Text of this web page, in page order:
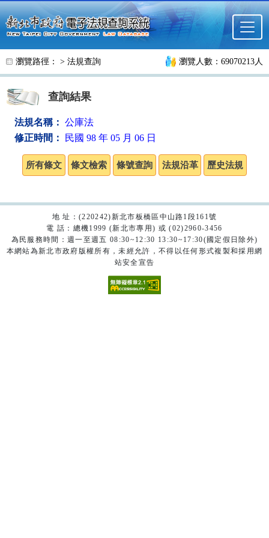
跳至主要內容
瀏覽路徑： > 法規查詢 瀏覽人數：69070213人
查詢結果
法規名稱： 公庫法
修正時間：
民國 98 年 05 月 06 日
地 址：(220242)新北市板橋區中山路1段161號
電 話：總機1999 (新北市專用) 或 (02)2960-3456
為民服務時間：週一至週五 08:30~12:30 13:30~17:30(國定假日除外)
本網站為新北市政府版權所有，未經允許，不得以任何形式複製和採用網
站安全宣告